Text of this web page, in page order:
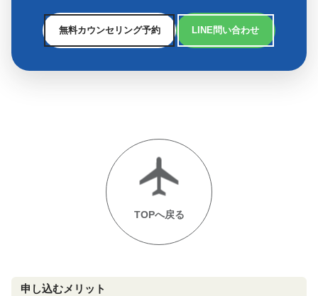
無料カウンセリング予約 LINE問い合わせ
TOPへ戻る
申し込むメリット